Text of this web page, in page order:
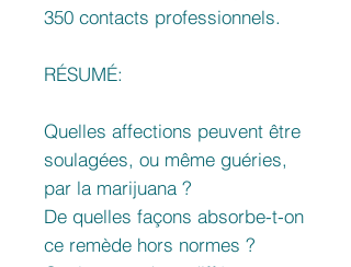
350 contacts professionnels.
RÉSUMÉ:
Quelles affections peuvent être
soulagées, ou même guéries,
par la marijuana ?
De quelles façons absorbe-t-on
ce remède hors normes ?